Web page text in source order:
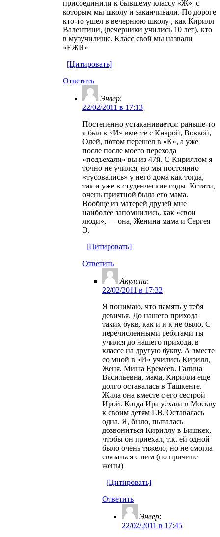
присоединили к бывшему классу «Ж», с
которым мы школу и заканчивали. По дороге
кто-то ушел в вечернюю школу , как Кирилл
Валентини, (вечерники учились 10 лет), кто
в музучилище. Класс свой мы назвали
«ЕЖИ»
[Цитировать]
Ответить
Энвер:
22/02/2011 в 17:13
Постепенно устаканивается: раньше-то
я был в «И» вместе с Кнарой, Вовкой,
Олей, потом перешел в «К», а уже
после после моего перехода
«подъехали» вы из 47й. С Кириллом я
точно не учился, но мы постоянно
«тусовались» у него дома как тогда,
так и уже в студенческие годы. Кстати,
очень приятной была его мама.
Вообще из матерей друзей мне
наиболее запомнились, как «свои
люди», — она, Женина мама и Сергея
Э.
[Цитировать]
Ответить
Акулина:
22/02/2011 в 17:32
Я понимаю, что память у тебя
девичья. До нашего прихода
таких букв, как и и к не было, С
перечисленными ребятами ты
учился до нашего прихода, в
классе на другую букву. А вместе
со мной в «И» учились Кирилл,
Женя, Миша Еремеев. Галина
Васильевна, мама, Кирилла еще
долго оставалась в Ташкенте.
Жила она вместе с его сестрой
Ирой. Когда Ира уехала в Москву
к своим детям Г.В. Оставалась
одна. Я, было, пыталась
дозвониться Кириллу в Бишкек,
чтобы он приехал, т.к. ей одной
было очень тяжело, но не смогла
связаться с ним (по причине
жены)
[Цитировать]
Ответить
Энвер:
22/02/2011 в 17:45